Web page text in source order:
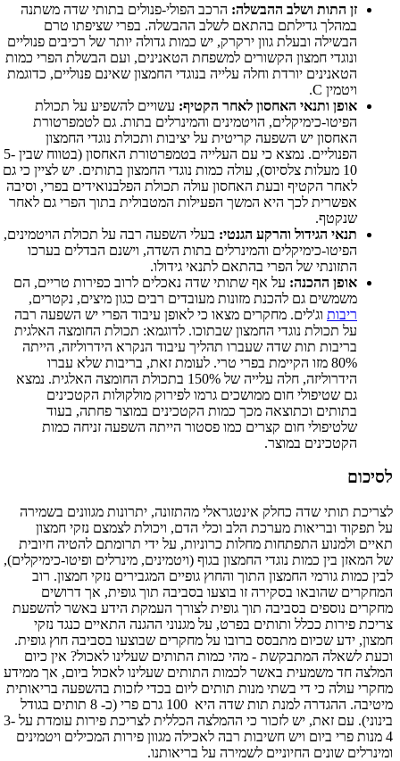
זן התות ושלב ההבשלה: הרכב הפולי-פנולים בתותי שדה משתנה
במהלך גדילתם בהתאם לשלב ההבשלה. בפרי שציפתו טרם
הבשילה ובעלת גוון ירקרק, יש כמות גדולה יותר של רכיבים פנוליים
ונוגדי חמצון הקשורים למשפחת הטאנינים, ועם הבשלת הפרי כמות
הטאנינים יורדת וחלה עלייה בנוגדי החמצון שאינם פנוליים, כדוגמת
ויטמין C.
אופן ותנאי האחסון לאחר הקטיף: עשויים להשפיע על תכולת
הפיטו-כימיקלים, הויטמינים והמינרלים בתות. גם לטמפרטורת
האחסון יש השפעה קריטית על יציבות ותכולת נוגדי החמצון
הפנוליים. נמצא כי עם העלייה בטמפרטורת האחסון (בטווח שבין 5-
10 מעלות צלסיוס), עולה כמות נוגדי החמצון בתותים. יש לציין כי גם
לאחר הקטיף ובעת האחסון עולה תכולת הפלבנואידים בפרי, וסיבה
אפשרית לכך היא המשך הפעילות המטבולית בתוך הפרי גם לאחר
שנקטף.
תנאי הגידול והרקע הגנטי: בעלי השפעה רבה על תכולת הויטמינים,
הפיטו-כימיקלים והמינרלים בתות השדה, וישנם הבדלים בערכו
התזונתי של הפרי בהתאם לתנאי גידולו.
אופן ההכנה: על אף שתותי שדה נאכלים לרוב כפירות טריים, הם
משמשים גם להכנת מזונות מעובדים רבים כגון מיצים, נקטרים,
ריבות וג'לים. מחקרים מצאו כי לאופן עיבוד הפרי יש השפעה רבה
על תכולת נוגדי החמצון שבתוכו. לדוגמא: תכולת החומצה האלגית
בריבות תות שדה שעברו תהליך עיבוד הנקרא הידרוליזה, הייתה
80% מזו הקיימת בפרי טרי. לעומת זאת, בריבות שלא עברו
הידרוליזה, חלה עלייה של 150% בתכולת החומצה האלגית. נמצא
גם שטיפולי חום ממושכים גרמו לפירוק מולקולות הקטכינים
בתותים וכתוצאה מכך כמות הקטכינים במוצר פחתה, בעוד
שלטיפולי חום קצרים כמו פסטור הייתה השפעה זניחה כמות
הקטכינים במוצר.
לסיכום
לצריכת תותי שדה כחלק אינטגראלי מהתזונה, יתרונות מגוונים בשמירה
על תפקוד ובריאות מערכת הלב וכלי הדם, ויכולת לצמצם נזקי חמצון
תאיים ולמנוע התפתחות מחלות כרוניות, על ידי תרומתם להטיה חיובית
של המאזן בין כמות נוגדי החמצון בגוף (ויטמינים, מינרלים ופיטו-כימיקלים),
לבין כמות גורמי החמצון התוך והחוץ גופיים המגבירים נזקי חמצון. רוב
המחקרים שהובאו בסקירה זו בוצעו בסביבה תוך גופית, אך דרושים
מחקרים נוספים בסביבה תוך גופית לצורך העמקת הידע באשר להשפעת
צריכת פירות ככלל ותותים בפרט, על מגנוני ההגנה התאיים כנגד נזקי
חמצון, ידע שכיום מתבסס ברובו על מחקרים שבוצעו בסביבה חוץ גופית.
וכעת לשאלה המתבקשת - מהי כמות התותים שעלינו לאכול? אין כיום
המלצה חד משמעית באשר לכמות התותים שעלינו לאכול ביום, אך ממידע
מחקרי עולה כי די בשתי מנות תותים ליום בכדי לזכות בהשפעה בריאותית
מיטיבה. ההגדרה למנת תות שדה היא 100 גרם פרי (כ- 8 תותים בגודל
בינוני). עם זאת, יש לזכור כי ההמלצה הכללית לצריכת פירות עומדת על 3-
4 מנות פרי ביום ויש חשיבות רבה לאכילה מגוון פירות המכילים ויטמינים
ומינרלים שונים החיוניים לשמירה על בריאותנו.